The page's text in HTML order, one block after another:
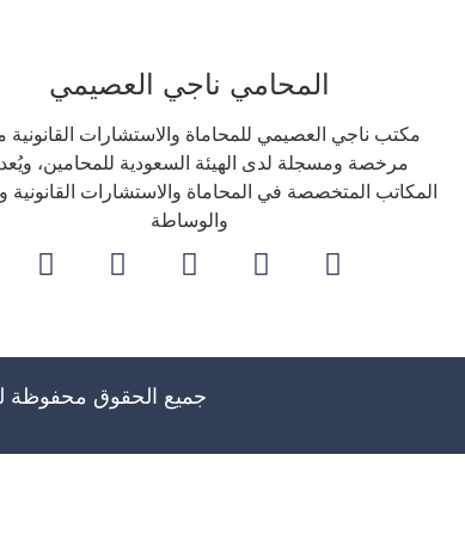
المحامي ناجي العصيمي
مكتب ناجي العصيمي للمحاماة والاستشارات القانونية
مرخصة ومسجلة لدى الهيئة السعودية للمحامين،
المكاتب المتخصصة في المحاماة والاستشارات القانونية
والوساطة
جميع الحقوق محفوظة